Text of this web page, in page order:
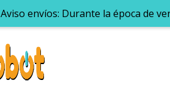
Aviso envíos: Durante la época de